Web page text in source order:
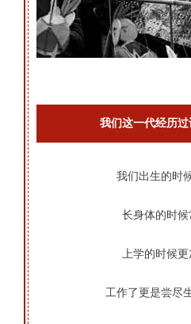
我们这一代经历
我们出生的时
长身体的时候
上学的时候更
工作了更是尝尽